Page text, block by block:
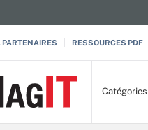
PARTENAIRES RESSOURCES PDF
Catégories